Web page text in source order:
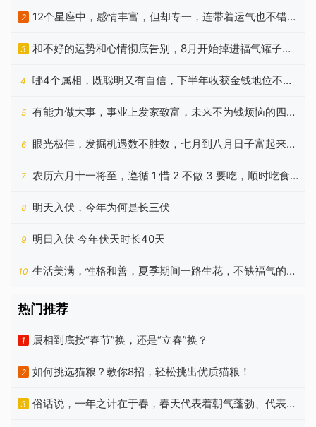
啥都顺
2
12个星座中，感情丰富，但却专一，连带着运气也不错的
是谁？
3
和不好的运势和心情彻底告别，8月开始掉进福气罐子的
四个生肖
4
哪4个属相，既聪明又有自信，下半年收获金钱地位不亦
乐乎
5
有能力做大事，事业上发家致富，未来不为钱烦恼的四种
生肖
6
眼光极佳，发掘机遇数不胜数，七月到八月日子富起来的
生肖
7
农历六月十一将至，遵循 1 惜 2 不做 3 要吃，顺时吃食
财运旺
8 明天入伏，今年为何是长三伏
9 明日入伏 今年伏天时长40天
10 生活美满，性格和善，夏季期间一路生花，不缺福气的生
热门推荐
1 属相到底按“春节”换，还是“立春”换？
2 如何挑选猫粮？教你8招，轻松挑出优质猫粮！
3
俗话说，一年之计在于春，春天代表着朝气蓬勃、代表着